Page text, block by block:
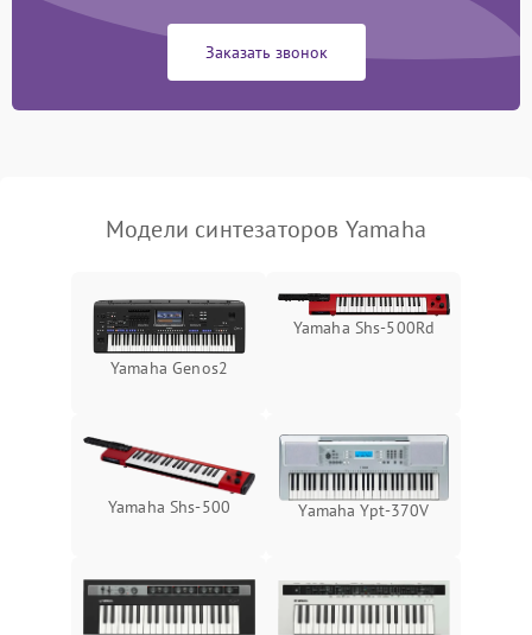
Заказать звонок
Модели синтезаторов Yamaha
Yamaha Genos2
Yamaha Shs-500Rd
Yamaha Shs-500 Yamaha Ypt-370V